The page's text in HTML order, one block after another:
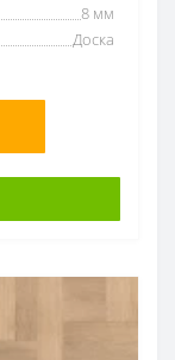
8 мм
Доска